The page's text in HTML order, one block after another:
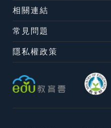
相關連結
常見問題
隱私權政策